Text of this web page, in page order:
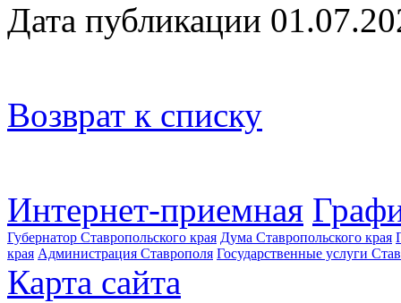
Дата публикации
Возврат к списку
Интернет-приемная
Губернатор Ставропольского края Дума Ставропольского края
края Администрация Ставрополя Государственные услуги
Карта сайта